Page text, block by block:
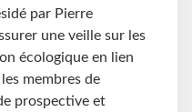
par Pierre
une veille sur les
écologique en lien
membres de
prospective et